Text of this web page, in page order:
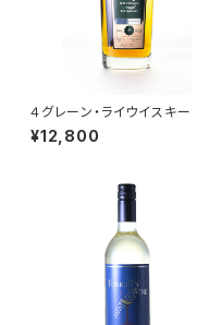
４グレーン・ライウイスキー
¥12,800